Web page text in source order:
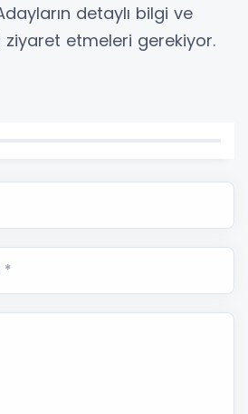
detaylı bilgi ve
etmeleri gerekiyor.
*